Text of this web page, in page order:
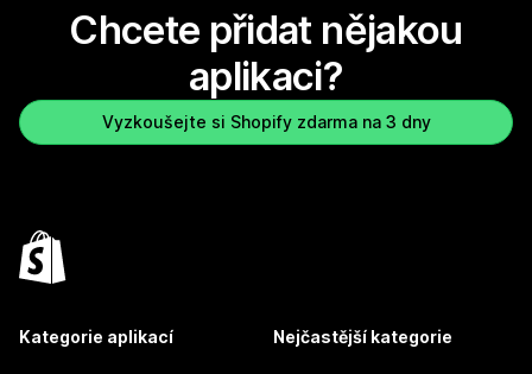
Chcete přidat nějakou
aplikaci?
Vyzkoušejte si Shopify zdarma na 3 dny
Kategorie aplikací Nejčastější kategorie